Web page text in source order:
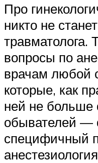
Про
никто не
травматолога.
вопросы по
врачам любой
которые, как
ней не больше
обывателей —
специфичный